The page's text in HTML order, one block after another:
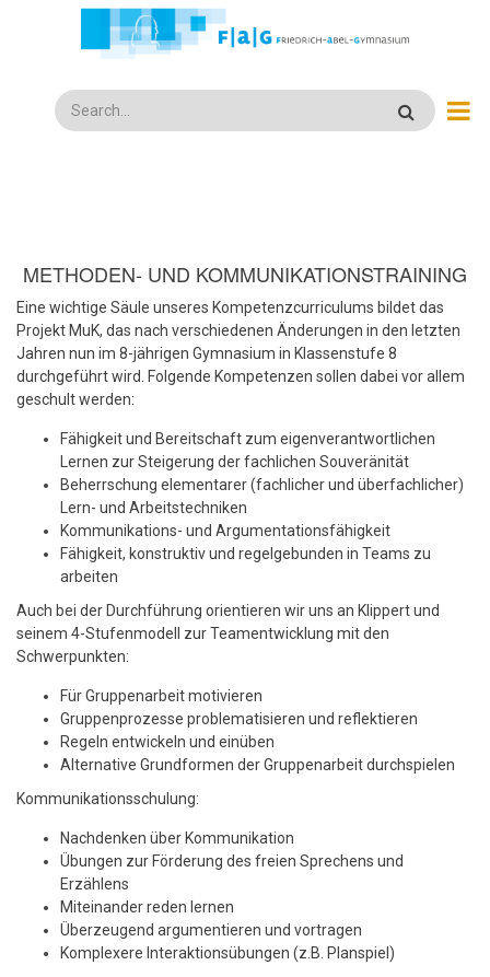
Search
METHODEN- UND KOMMUNIKATIONSTRAINING
Eine wichtige Säule unseres Kompetenzcurriculums bildet das
Projekt MuK, das nach verschiedenen Änderungen in den letzten
Jahren nun im 8-jährigen Gymnasium in Klassenstufe 8
durchgeführt wird. Folgende Kompetenzen sollen dabei vor allem
geschult werden:
Fähigkeit und Bereitschaft zum eigenverantwortlichen
Lernen zur Steigerung der fachlichen Souveränität
Beherrschung elementarer (fachlicher und überfachlicher)
Lern- und Arbeitstechniken
Kommunikations- und Argumentationsfähigkeit
Fähigkeit, konstruktiv und regelgebunden in Teams zu
arbeiten
Auch bei der Durchführung orientieren wir uns an Klippert und
seinem 4-Stufenmodell zur Teamentwicklung mit den
Schwerpunkten:
Für Gruppenarbeit motivieren
Gruppenprozesse problematisieren und reflektieren
Regeln entwickeln und einüben
Alternative Grundformen der Gruppenarbeit durchspielen
Kommunikationsschulung:
Nachdenken über Kommunikation
Übungen zur Förderung des freien Sprechens und
Erzählens
Miteinander reden lernen
Überzeugend argumentieren und vortragen
Komplexere Interaktionsübungen (z.B. Planspiel)